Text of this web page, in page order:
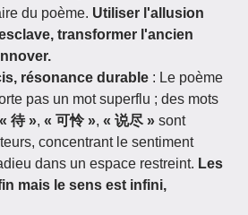
du poème. Utiliser l'allusion
transformer l'ancien
résonance durable : Le poème
pas un mot superflu ; des mots
« 待 », « 可怜 », « 说尽 » sont
concentrant le sentiment
dans un espace restreint. Les
mais le sens est infini,